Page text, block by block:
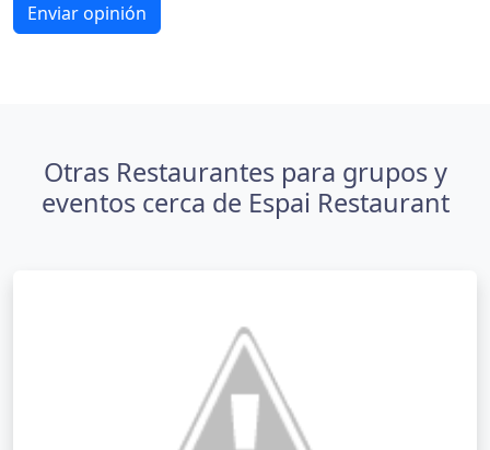
Enviar opinión
Otras Restaurantes para grupos y
eventos cerca de Espai Restaurant